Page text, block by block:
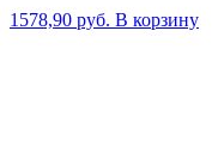
1578,90 руб. В корзину